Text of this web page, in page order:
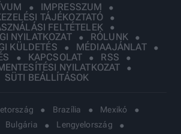
IMPRESSZUM
TÁJÉKOZTATÓ
FELTÉTELEK
NYILATKOZAT
RÓLUNK
KÜLDETÉS
MÉDIAAJÁNLAT
KAPCSOLAT
RSS
NYILATKOZAT
SÜTI BEÁLLÍTÁSOK
Brazília
Mexikó
Bulgária
Lengyelország